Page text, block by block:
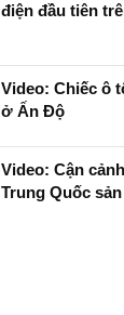
điện đầu tiên
Video: Chiếc ô
ở Ấn Độ
Video: Cận
Trung Quốc